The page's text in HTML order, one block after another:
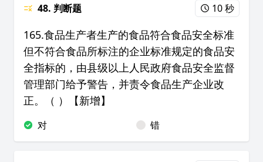
48. 判断题 10 秒
165.食品生产者生产的食品符合食品安全标准
但不符合食品所标注的企业标准规定的食品安
全指标的，由县级以上人民政府食品安全监督
管理部门给予警告，并责令食品生产企业改
正。（ ）【新增】
对 错